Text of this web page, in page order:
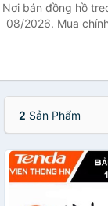
Nơi bán đồng hồ
08/2026. Mua
2 Sản Phẩm